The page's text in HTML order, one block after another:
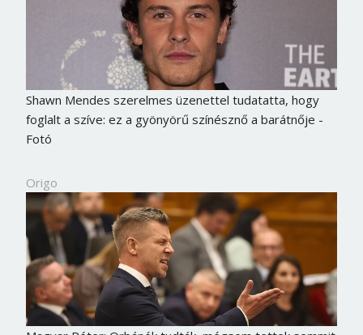
Shawn Mendes szerelmes üzenettel tudatatta, hogy
foglalt a szíve: ez a gyönyörű színésznő a barátnője -
Fotó
Origo